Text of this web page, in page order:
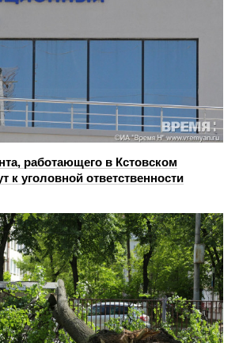
работающего в Кстовском
к уголовной ответственности